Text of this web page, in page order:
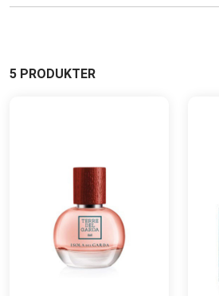
5 PRODUKTER